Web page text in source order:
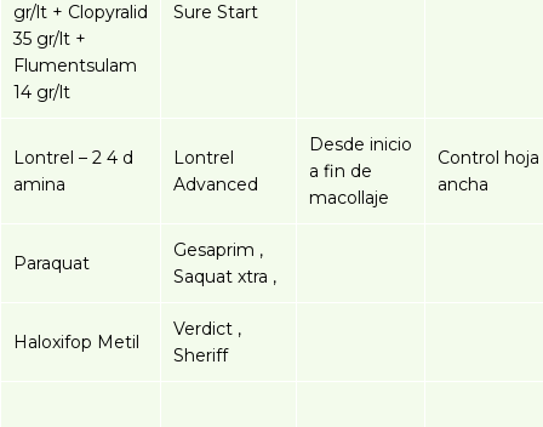
gr/lt + Clopyralid
35 gr/lt +
Flumentsulam
14 gr/lt
Sure Start
Lontrel – 2 4 d
amina
Lontrel
Advanced
Desde inicio
a fin de
macollaje
Control hoja
ancha
Paraquat
Gesaprim ,
Saquat xtra ,
Haloxifop Metil
Verdict ,
Sheriff